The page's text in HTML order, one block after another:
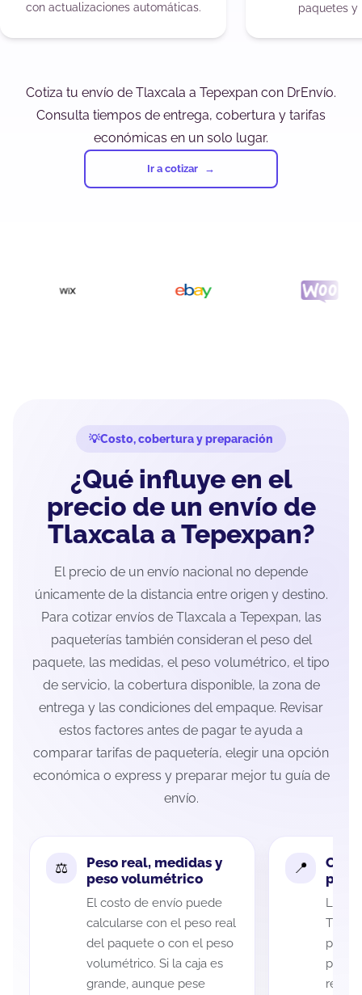
con actualizaciones automáticas.
paquetes y
Cotiza tu envío de Tlaxcala a Tepexpan con DrEnvío.
Consulta tiempos de entrega, cobertura y tarifas
económicas en un solo lugar.
Ir a cotizar
Costo, cobertura y preparación
¿Qué influye en el
precio de un envío de
Tlaxcala a Tepexpan?
El precio de un envío nacional no depende
únicamente de la distancia entre origen y destino.
Para cotizar envíos de Tlaxcala a Tepexpan, las
paqueterías también consideran el peso del
paquete, las medidas, el peso volumétrico, el tipo
de servicio, la cobertura disponible, la zona de
entrega y las condiciones del empaque. Revisar
estos factores antes de pagar te ayuda a
comparar tarifas de paquetería, elegir una opción
económica o express y preparar mejor tu guía de
envío.
Peso real, medidas y
peso volumétrico
El costo de envío puede
calcularse con el peso real
del paquete o con el peso
volumétrico. Si la caja es
grande, aunque pese
La